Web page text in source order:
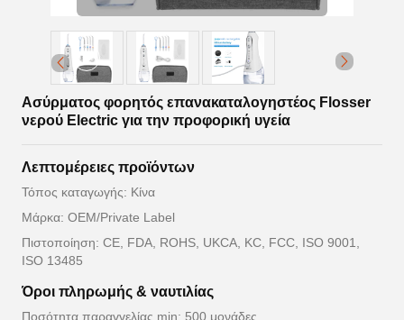
Ασύρματος φορητός επανακαταλογηστέος Flosser
νερού Electric για την προφορική υγεία
Λεπτομέρειες προϊόντων
Τόπος καταγωγής: Κίνα
Μάρκα: OEM/Private Label
Πιστοποίηση: CE, FDA, ROHS, UKCA, KC, FCC, ISO 9001,
ISO 13485
Όροι πληρωμής & ναυτιλίας
Ποσότητα παραγγελίας min: 500 μονάδες